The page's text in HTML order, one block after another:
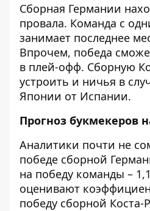
Сборная Германии
провала. Команда с
занимает последнее
Впрочем, победа
в плей-офф. Сборную
устроить и ничья в
Японии от Испании.
Прогноз букмекеров
Аналитики почти не
победе сборной
на победу команды –
оценивают
победу сборной Коста-